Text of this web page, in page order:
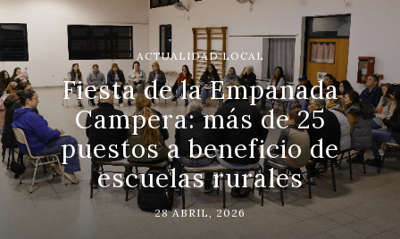
ACTUALIDAD LOCAL
Fiesta de la Empanada
Campera: más de 25
puestos a beneficio de
escuelas rurales
28 ABRIL, 2026